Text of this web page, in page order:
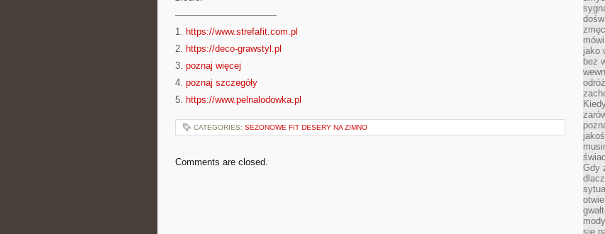
———————————
1. https://www.strefafit.com.pl
2. https://deco-grawstyl.pl
3. poznaj więcej
4. poznaj szczegóły
5. https://www.pelnalodowka.pl
CATEGORIES: SEZONOWE FIT DESERY NA ZIMNO
Comments are closed.
jako
bez
Gdy
się